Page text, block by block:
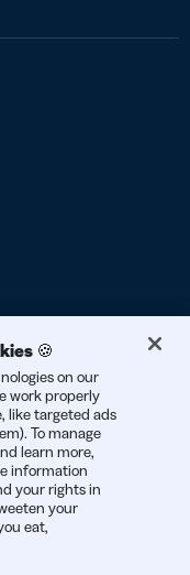
Berlin, et partout
🍪
on our
work properly
like targeted ads
To manage
learn more,
information
your rights in
your
eat,